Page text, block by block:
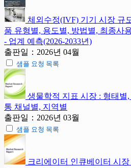
체외수정(IVF) 기기 시장 규
품 유형별, 용도별, 방법별, 최종사
- 업계 예측(2026-2033년)
출판일：2026년 04월
샘플 요청 목록
생물학적 지표 시장 : 형태별
통 채널별, 지역별
출판일：2026년 03월
샘플 요청 목록
크리에이터 인큐베이터 시